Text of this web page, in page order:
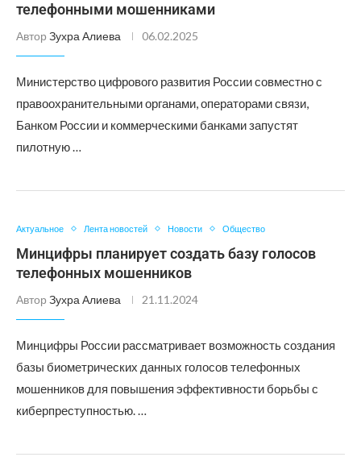
телефонными мошенниками
Автор Зухра Алиева 06.02.2025
Министерство цифрового развития России совместно с
правоохранительными органами, операторами связи,
Банком России и коммерческими банками запустят
пилотную …
Актуальное Лента новостей Новости Общество
Минцифры планирует создать базу голосов
телефонных мошенников
Автор Зухра Алиева 21.11.2024
Минцифры России рассматривает возможность создания
базы биометрических данных голосов телефонных
мошенников для повышения эффективности борьбы с
киберпреступностью. …